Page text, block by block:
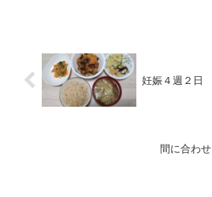
妊娠４週２日
間に合わせ